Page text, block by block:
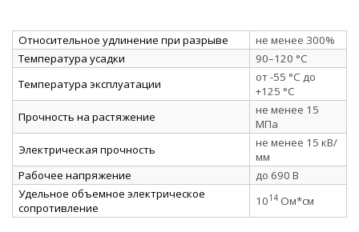
Относительное удлинение при разрыве
не менее 300%
Температура усадки
90–120 °C
Температура эксплуатации
от -55 °C до
+125 °C
Прочность на растяжение
не менее 15
МПа
Электрическая прочность
не менее 15 кВ/
мм
Рабочее напряжение
до 690 В
Удельное объемное электрическое
сопротивление
1014 Ом*см